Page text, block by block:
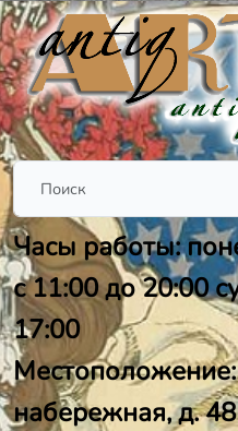
Часы работы:
с 11:00 до 20:00
17:00
набережная, д.